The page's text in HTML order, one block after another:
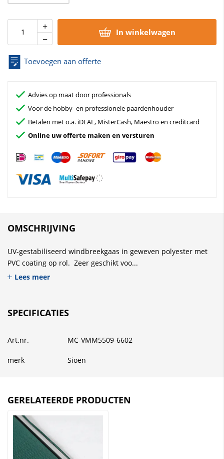
In winkelwagen
Toevoegen aan offerte
Advies op maat door professionals
Voor de hobby- en professionele paardenhouder
Betalen met o.a. iDEAL, MisterCash, Maestro en creditcard
Online uw offerte maken en versturen
OMSCHRIJVING
UV-gestabiliseerd windbreekgaas in geweven polyester met
PVC coating op rol. Zeer geschikt voo...
Lees meer
SPECIFICATIES
Art.nr. MC-VMM5509-6602
merk Sioen
GERELATEERDE PRODUCTEN